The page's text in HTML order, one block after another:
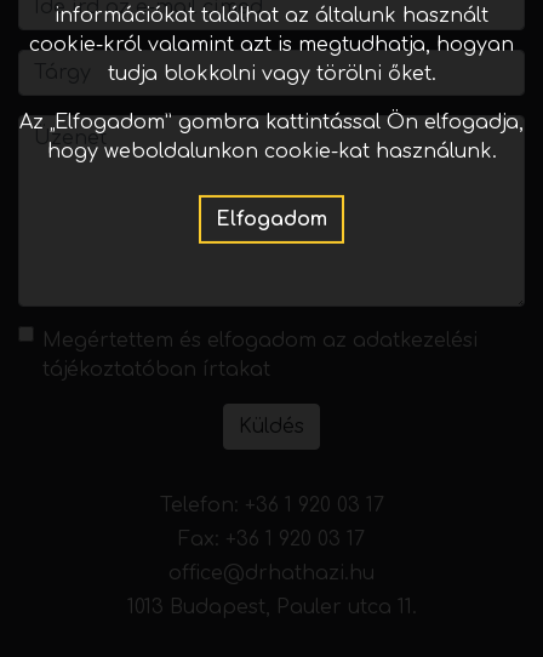
információkat találhat az általunk használt
cookie-król valamint azt is megtudhatja, hogyan
tudja blokkolni vagy törölni őket.
Az „Elfogadom” gombra kattintással Ön elfogadja,
hogy weboldalunkon cookie-kat használunk.
Elfogadom
Megértettem és elfogadom az adatkezelési
tájékoztatóban írtakat
Küldés
Telefon: +36 1 920 03 17
Fax: +36 1 920 03 17
office@drhathazi.hu
1013 Budapest, Pauler utca 11.